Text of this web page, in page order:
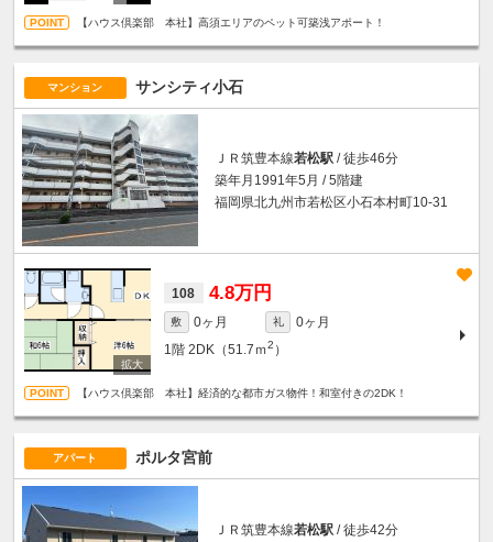
【ハウス倶楽部 本社】高須エリアのペット可築浅アポート！
マンション サンシティ小石
ＪＲ筑豊本線若松駅 / 徒歩46分
築年月1991年5月 / 5階建
福岡県北九州市若松区小石本村町10-31
108 4.8万円
敷 0ヶ月 礼
0ヶ月
1階 2DK（51.7ｍ2 ）
【ハウス倶楽部 本社】経済的な都市ガス物件！和室付きの2DK！
アパート ポルタ宮前
ＪＲ筑豊本線若松駅 / 徒歩42分